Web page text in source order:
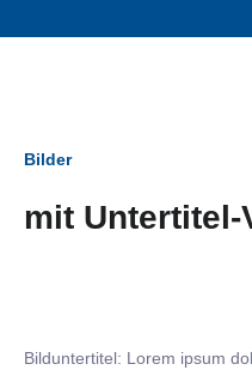
Bilder
mit Untertitel-
Bilduntertitel: Lorem ipsum